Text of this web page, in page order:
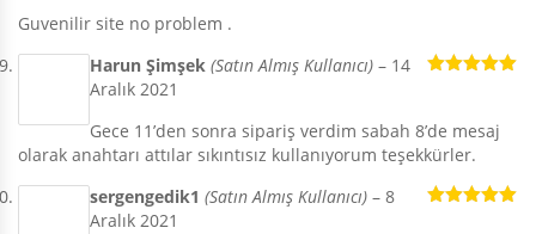
Guvenilir site no problem .
Harun Şimşek (Satın Almış Kullanıcı) – 14
Aralık 2021
Gece 11’den sonra sipariş verdim sabah 8’de mesaj
olarak anahtarı attılar sıkıntısız kullanıyorum teşekkürler.
sergengedik1 (Satın Almış Kullanıcı) – 8
Aralık 2021